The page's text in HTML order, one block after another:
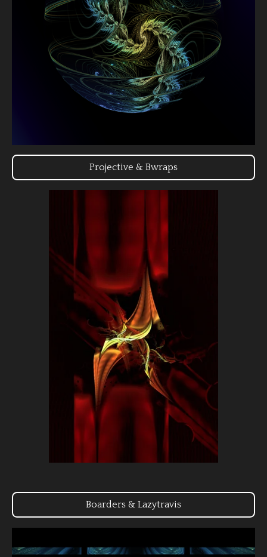
Projective & Bwraps
Boarders & Lazytravis